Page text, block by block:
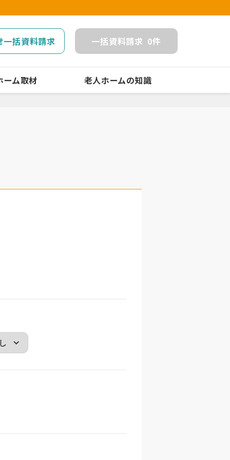
一括資料請求 一括資料請求 0件
ーム取材 老人ホームの知識